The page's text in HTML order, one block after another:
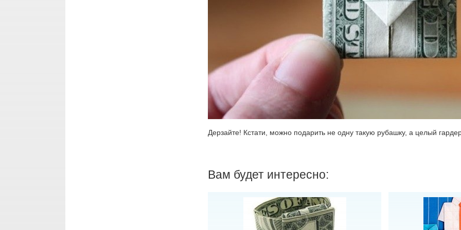
Дерзайте! Кстати, можно подарить не одну такую рубашку, а целый
Вам будет интересно: